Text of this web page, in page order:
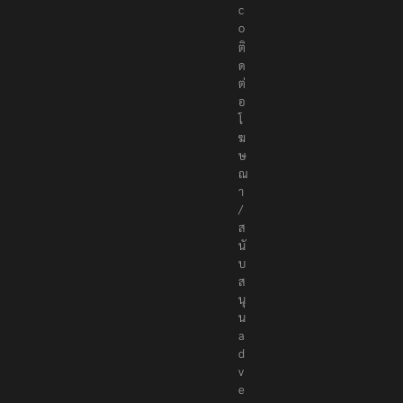
.
c
o
ติ
ด
ต่
อ
โ
ฆ
ษ
ณ
า
/
ส
นั
บ
ส
นุ
น
a
d
v